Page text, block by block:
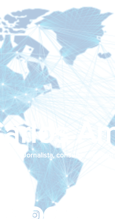
Jornalista, consultor de